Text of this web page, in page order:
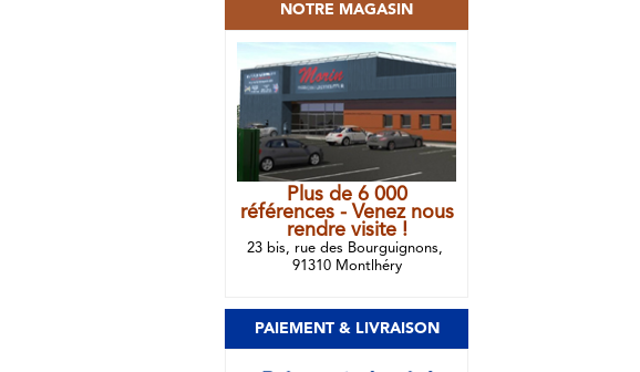
NOTRE MAGASIN
Plus de 6 000
références - Venez nous
rendre visite !
23 bis, rue des Bourguignons,
91310 Montlhéry
PAIEMENT & LIVRAISON